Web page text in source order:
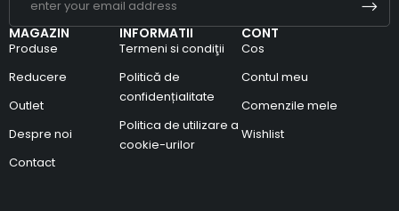
MAGAZIN
Produse
Reducere
Outlet
Despre noi
Contact
INFORMATII
Termeni si condiţii
Politică de
confidențialitate
Politica de utilizare a
cookie-urilor
CONT
Cos
Contul meu
Comenzile mele
Wishlist